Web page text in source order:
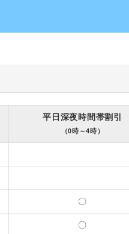
平日深夜時間帯割引
（0時～4時）
〇
〇